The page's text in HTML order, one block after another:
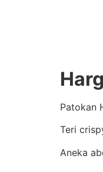
Patokan
Teri
Aneka